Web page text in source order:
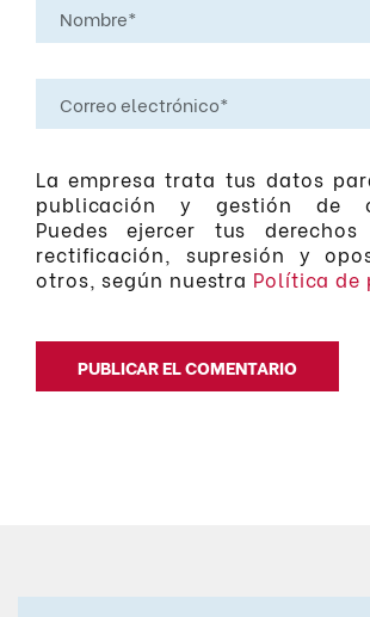
La empresa trata tus datos
publicación y gestión de
Puedes ejercer tus
rectificación, supresión y
otros, según nuestra Política de